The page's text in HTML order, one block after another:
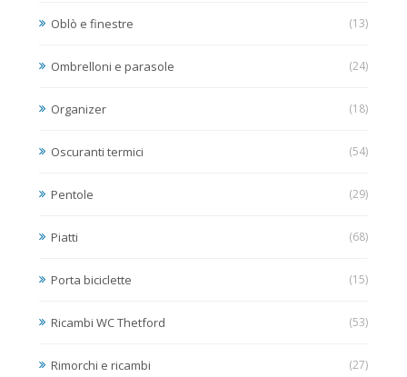
Oblò e finestre (13)
Ombrelloni e parasole (24)
Organizer (18)
Oscuranti termici (54)
Pentole (29)
Piatti (68)
Porta biciclette (15)
Ricambi WC Thetford (53)
Rimorchi e ricambi (27)